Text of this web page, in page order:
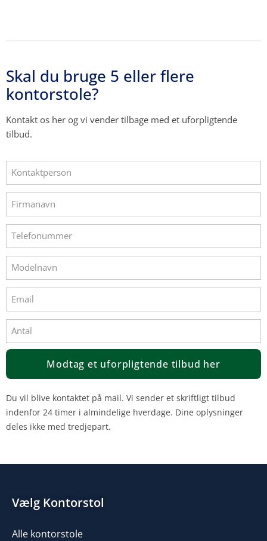
Skal du bruge 5 eller flere
kontorstole?
Kontakt os her og vi vender tilbage med et uforpligtende
tilbud.
Modtag et uforpligtende tilbud her
Du vil blive kontaktet på mail. Vi sender et skriftligt tilbud
indenfor 24 timer i almindelige hverdage. Dine oplysninger
deles ikke med tredjepart.
Vælg Kontorstol
Alle kontorstole